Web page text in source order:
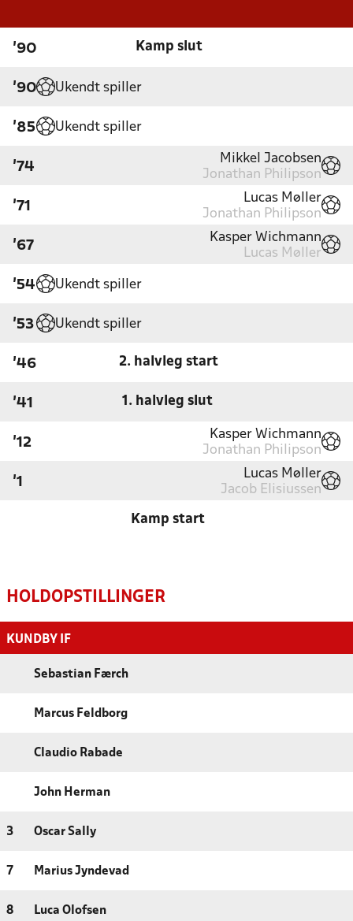
'90 Kamp slut
'90 Ukendt spiller
'85 Ukendt spiller
'74
Mikkel Jacobsen
Jonathan Philipson
'71
Lucas Møller
Jonathan Philipson
'67
Kasper Wichmann
Lucas Møller
'54 Ukendt spiller
'53 Ukendt spiller
'46 2. halvleg start
'41 1. halvleg slut
'12
Kasper Wichmann
Jonathan Philipson
'1
Lucas Møller
Jacob Elisiussen
Kamp start
HOLDOPSTILLINGER
KUNDBY IF
Sebastian Færch
Marcus Feldborg
Claudio Rabade
John Herman
3 Oscar Sally
7 Marius Jyndevad
8 Luca Olofsen